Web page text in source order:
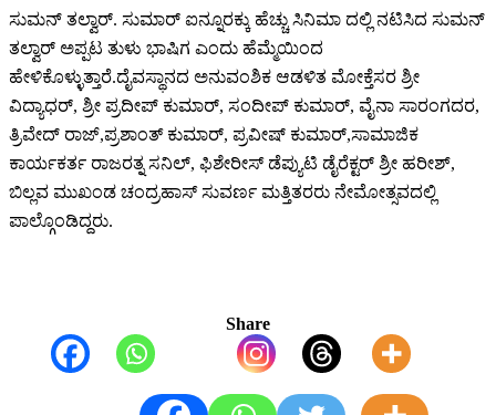
ಸುಮನ್ ತಲ್ವಾರ್. ಸುಮಾರ್ ಐನ್ನೂರಕ್ಕು ಹೆಚ್ಚು ಸಿನಿಮಾ ದಲ್ಲಿ ನಟಿಸಿದ ಸುಮನ್
ತಲ್ವಾರ್ ಅಪ್ಪಟ ತುಳು ಭಾಷಿಗ ಎಂದು ಹೆಮ್ಮೆಯಿಂದ
ಹೇಳಿಕೊಳ್ಳುತ್ತಾರೆ.ದೈವಸ್ಥಾನದ ಅನುವಂಶಿಕ ಆಡಳಿತ ಮೋಕ್ತೆಸರ ಶ್ರೀ
ವಿದ್ಯಾಧರ್, ಶ್ರೀ ಪ್ರದೀಪ್ ಕುಮಾರ್, ಸಂದೀಪ್ ಕುಮಾರ್, ವೈನಾ ಸಾರಂಗದರ,
ತ್ರಿವೇದ್ ರಾಜ್,ಪ್ರಶಾಂತ್ ಕುಮಾರ್, ಪ್ರವೀಷ್ ಕುಮಾರ್,ಸಾಮಾಜಿಕ
ಕಾರ್ಯಕರ್ತ ರಾಜರತ್ನ ಸನಿಲ್, ಫಿಶೇರೀಸ್ ಡೆಪ್ಯುಟಿ ಡೈರೆಕ್ಟರ್ ಶ್ರೀ ಹರೀಶ್,
ಬಿಲ್ಲವ ಮುಖಂಡ ಚಂದ್ರಹಾಸ್ ಸುವರ್ಣ ಮತ್ತಿತರರು ನೇಮೋತ್ಸವದಲ್ಲಿ
ಪಾಲ್ಗೊಂಡಿದ್ದರು.
Share